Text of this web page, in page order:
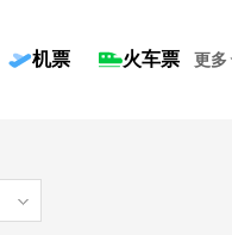
机票 火车票 更多